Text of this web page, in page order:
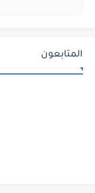
المتابعون